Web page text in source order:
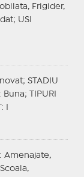
Frigider,
USI
STADIU
: Buna;
TIPURI
: I
: Amenajate,